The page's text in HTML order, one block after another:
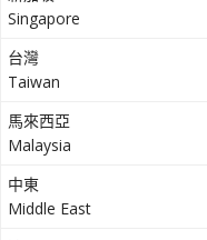
Singapore
台灣
Taiwan
馬來西亞
Malaysia
中東
Middle East